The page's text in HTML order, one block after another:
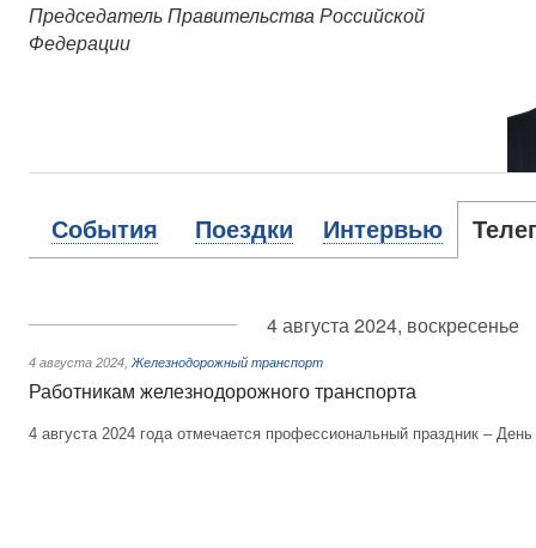
Председатель Правительства Российской
Федерации
События Поездки Интервью
4 августа 2024, воскресенье
4 августа 2024 Железнодорожный транспорт
Работникам железнодорожного транспорта
4 августа 2024 года отмечается профессиональный праздник –